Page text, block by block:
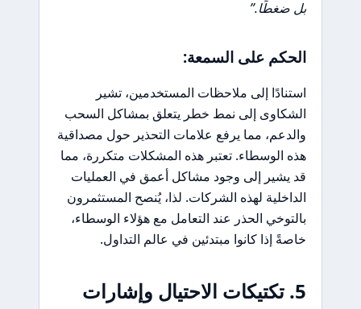
بل ضغطًا.”
الحكم على السمعة:
استنادًا إلى ملاحظات المستخدمين، تشير
الشكاوى إلى نمط خطر يتعلق بمشاكل السحب
والدعم، مما يرفع علامات التحذير حول مصداقية
هذه الوسطاء. تعتبر هذه المشكلات متكررة، مما
قد يشير إلى وجود مشاكل أعمق في العمليات
الداخلية لهذه الشركات. لذا، يُنصح المستثمرون
بالتوخي الحذر عند التعامل مع هؤلاء الوسطاء،
خاصةً إذا كانوا مبتدئين في عالم التداول.
5. تكتيكات الاحتيال وإشارات